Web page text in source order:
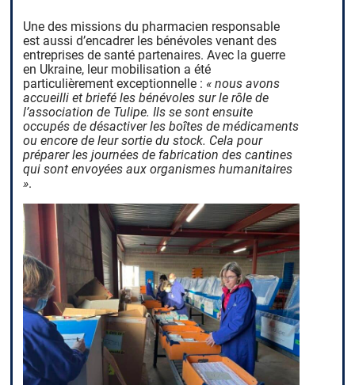
Une des missions du pharmacien responsable
est aussi d’encadrer les bénévoles venant des
entreprises de santé partenaires. Avec la guerre
en Ukraine, leur mobilisation a été
particulièrement exceptionnelle : « nous avons
accueilli et briefé les bénévoles sur le rôle de
l’association de Tulipe. Ils se sont ensuite
occupés de désactiver les boîtes de médicaments
ou encore de leur sortie du stock. Cela pour
préparer les journées de fabrication des cantines
qui sont envoyées aux organismes humanitaires
».